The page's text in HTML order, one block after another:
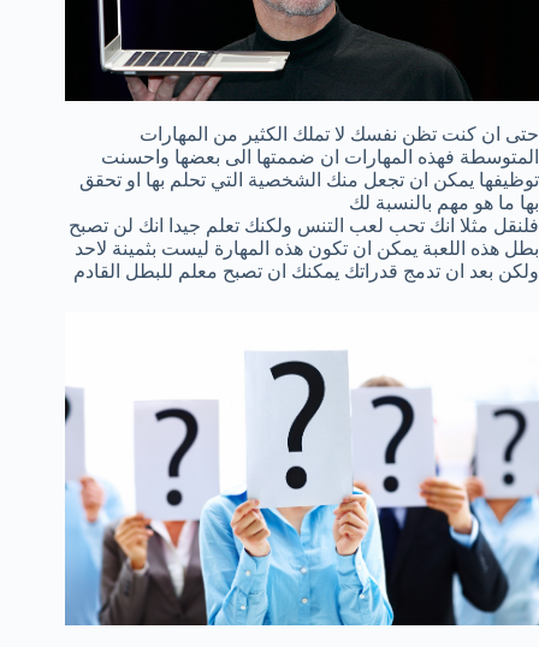
حتى ان كنت تظن نفسك لا تملك الكثير من المهارات
المتوسطة فهذه المهارات ان ضممتها الى بعضها واحسنت
توظيفها يمكن ان تجعل منك الشخصية التي تحلم بها او تحقق
بها ما هو مهم بالنسبة لك
فلنقل مثلا انك تحب لعب التنس ولكنك تعلم جيدا انك لن تصبح
بطل هذه اللعبة يمكن ان تكون هذه المهارة ليست بثمينة لاحد
ولكن بعد ان تدمج قدراتك يمكنك ان تصبح معلم للبطل القادم